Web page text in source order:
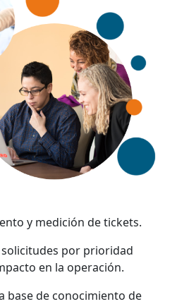
y medición de tickets.
por prioridad
en la operación.
base de conocimiento de